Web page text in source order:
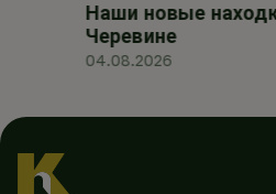
Наши новые
Черевине
04.08.2026